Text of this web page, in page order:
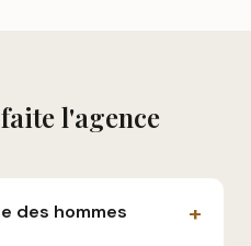
l'agence
des hommes
+